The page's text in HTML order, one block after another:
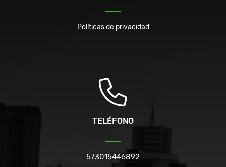
Políticas de privacidad
TELÉFONO
573015446892